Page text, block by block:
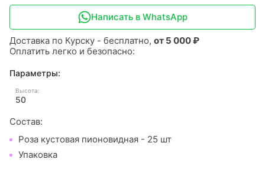
Написать в WhatsApp
Доставка по Курску - бесплатно, от 5 000 ₽
Оплатить легко и безопасно:
Параметры:
Высота:
50
Состав:
Роза кустовая пионовидная - 25 шт
Упаковка